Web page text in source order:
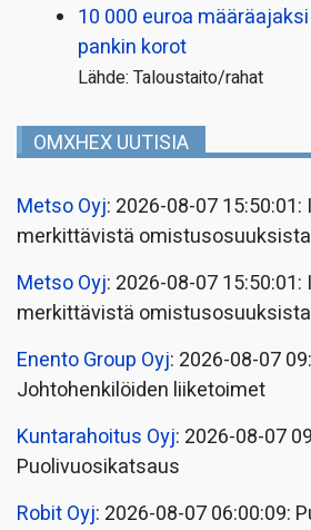
10 000 euroa
pankin korot
Lähde: Taloustaito/rahat
OMXHEX UUTISIA
Metso Oyj: 2026-08-07
merkittävistä omistusosuuksista
Metso Oyj: 2026-08-07
merkittävistä omistusosuuksista
Enento Group Oyj: 2026-08-07
Johtohenkilöiden liiketoimet
Kuntarahoitus Oyj: 2026-08-07
Puolivuosikatsaus
Robit Oyj: 2026-08-07 06:00:09: